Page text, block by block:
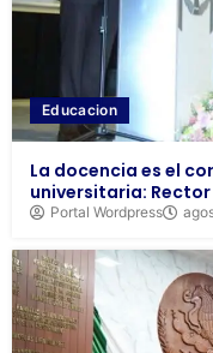
Educacion
La docencia es el
universitaria: Rector
Portal Wordpress